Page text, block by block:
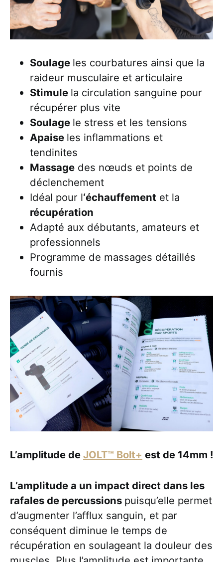
Soulage les courbatures ainsi que la
raideur musculaire et articulaire
Stimule la circulation sanguine pour
récupérer plus vite
Soulage le stress et les tensions
Apaise les inflammations et
tendinites
Massage des nœuds et points de
déclenchement
Idéal pour l‘échauffement et la
récupération
Adapté aux débutants, amateurs et
professionnels
Programme de massages détaillés
fournis
L’amplitude de JOLT™ Bolt+ est de 14mm !
L’amplitude a un impact direct dans les
rafales de percussions puisqu’elle permet
d’augmenter l’afflux sanguin, et par
conséquent diminue le temps de
récupération en soulageant la douleur des